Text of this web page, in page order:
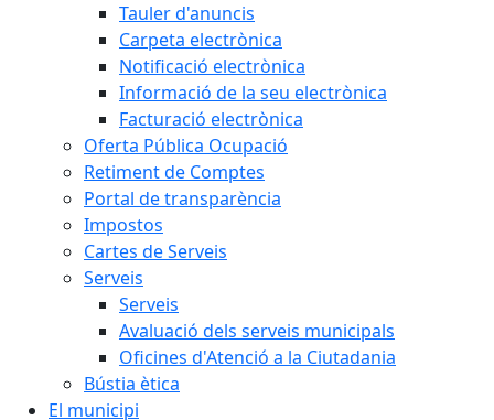
Tauler d'anuncis
Carpeta electrònica
Notificació electrònica
Informació de la seu electrònica
Facturació electrònica
Oferta Pública Ocupació
Retiment de Comptes
Portal de transparència
Impostos
Cartes de Serveis
Serveis
Serveis
Avaluació dels serveis municipals
Oficines d'Atenció a la Ciutadania
Bústia ètica
El municipi